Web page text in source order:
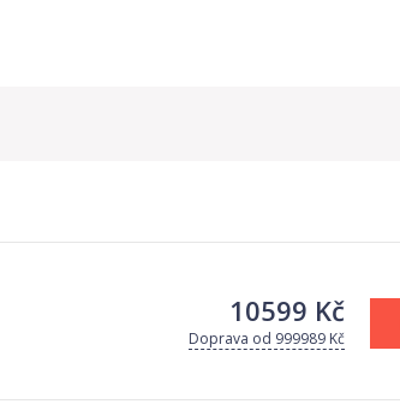
10599 Kč
Doprava od 999989 Kč